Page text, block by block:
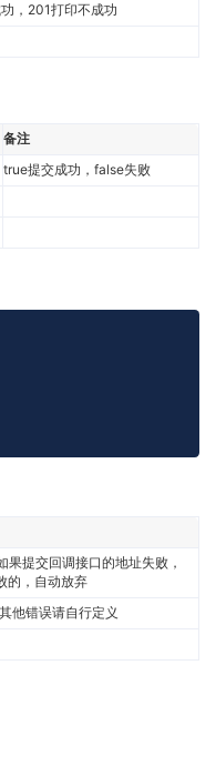
，201打印不成功
备注
true提交成功，false失败
提交回调接口的地址失败，
的，自动放弃
他错误请自行定义